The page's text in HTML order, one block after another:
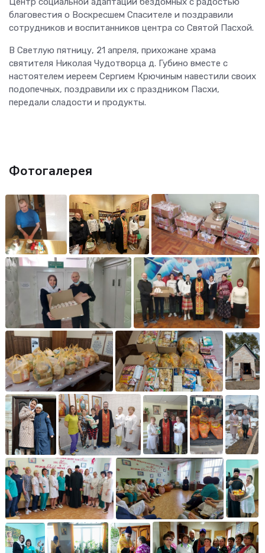
благовестия о Воскресшем Спасителе и поздравили
сотрудников и воспитанников центра со Святой Пасхой.
В Светлую пятницу, 21 апреля, прихожане храма
святителя Николая Чудотворца д. Губино вместе с
настоятелем иереем Сергием Крючиным навестили своих
подопечных, поздравили их с праздником Пасхи,
передали сладости и продукты.
Фотогалерея